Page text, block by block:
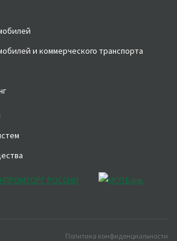
и коммерческого транспорта
Политика конфиденциальности